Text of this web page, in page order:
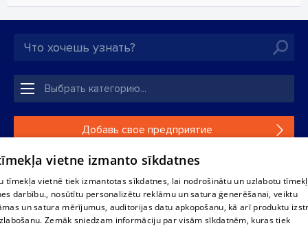
Добавь свое предприятие
Если твоего предприятия нет в нашей базе данных,
Полное или частичное распространение или копирование
vietne izmanto sīkdatnes
tīmekļa vietnē tiek izmantotas sīkdatnes, lai nodrošinātu un uzlabotu
darbību., nosūtītu personalizētu reklāmu un satura ģenerēšanai, veiktu
un satura mērījumus, auditorijas datu apkopošanu, kā arī produktu
Zemāk sniedzam informāciju par visām sīkdatnēm, kuras tiek